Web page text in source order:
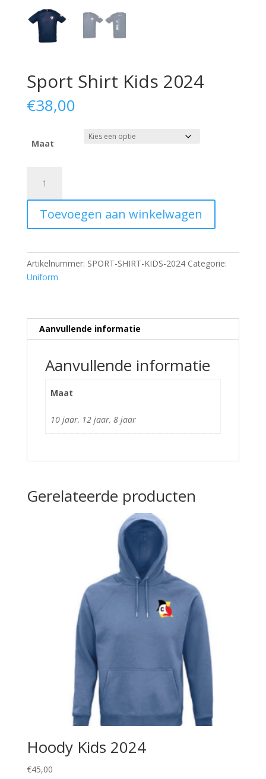
Sport Shirt Kids 2024
€38,00
Maat
Kids
2024
aantal
Toevoegen aan winkelwagen
Artikelnummer: SPORT-SHIRT-KIDS-2024 Categorie:
Uniform
Aanvullende informatie
Aanvullende informatie
Maat
10 jaar, 12 jaar, 8 jaar
Gerelateerde producten
Hoody Kids 2024
€45,00